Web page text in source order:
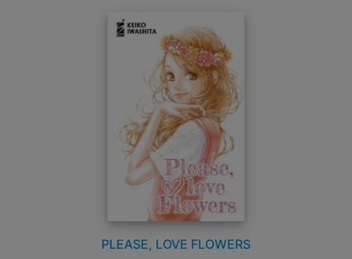
PLEASE, LOVE FLOWERS